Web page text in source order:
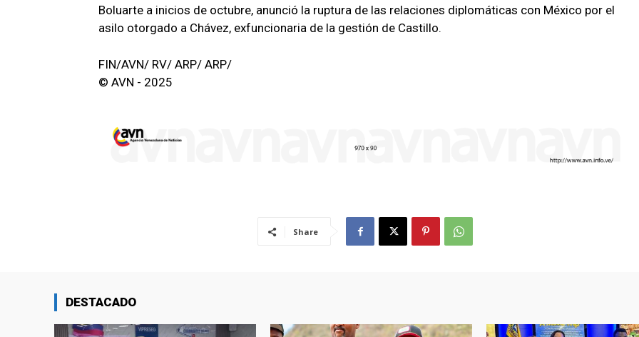
Boluarte a inicios de octubre, anunció la ruptura de las relaciones diplomáticas con México por el
asilo otorgado a Chávez, exfuncionaria de la gestión de Castillo.
FIN/AVN/ RV/ ARP/ ARP/
© AVN - 2025
Share
DESTACADO